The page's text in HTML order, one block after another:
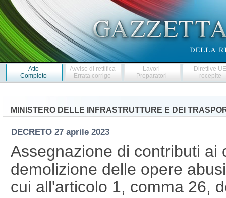
Atto
Completo
Avviso di rettifica
Errata corrige
Lavori
Preparatori
Direttive
recepite
MINISTERO DELLE INFRASTRUTTURE E DEI
DECRETO 27 aprile 2023
Assegnazione di contributi ai
demolizione delle opere
cui all'articolo 1, comma 26,